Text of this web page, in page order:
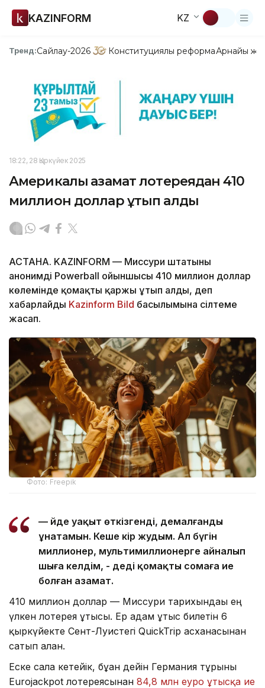
KAZINFORM KZ
Тренд:Сайлау-2026 Конституциялық реформаАрнайы
18:22, 28 Қыркүйек 2025
Америкалық азамат лотереядан 410
миллион доллар ұтып алды
АСТАНА. KAZINFORM — Миссури штатының
анонимді Powerball ойыншысы 410 миллион доллар
көлемінде қомақты қаржы ұтып алды, деп
хабарлайды Kazinform Bild басылымына сілтеме
жасап.
Фото: Freepik
— Үйде уақыт өткізгенді, демалғанды
ұнатамын. Кеше кір жудым. Ал бүгін
миллионер, мультимиллионерге айналып
шыға келдім, - деді қомақты сомаға ие
болған азамат.
410 миллион доллар — Миссури тарихындағы ең
үлкен лотерея ұтысы. Ер адам ұтыс билетін 6
қыркүйекте Сент-Луистегі QuickTrip асханасынан
сатып алған.
Еске сала кетейік, бұған дейін Германия тұрғыны
Eurojackpot лотереясынан 84,8 млн еуро ұтысқа ие